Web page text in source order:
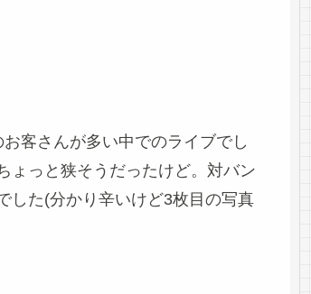
客さんが多い中でのライブでし
ょっと狭そうだったけど。対バン
した(分かり辛いけど3枚目の写真